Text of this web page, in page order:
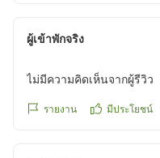
の飲用水も用意されてい
ーも結局飲めなかったです
宿泊者フォームに同様の
で多分読んでないでしょ
フの対応は良かったです
ผู้เข้าพักจริง
ไม่มีความคิดเห็นจากผู้รีวิว
รายงาน มีประโยชน์